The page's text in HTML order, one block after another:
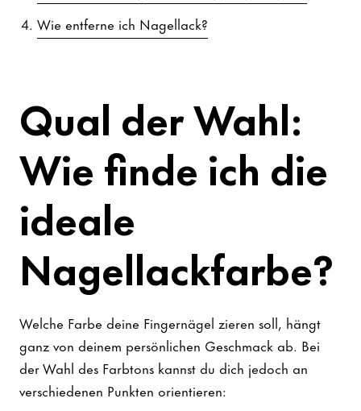
Wie entferne ich Nagellack?
Qual der Wahl:
Wie finde ich die
ideale
Nagellackfarbe?
Welche Farbe deine Fingernägel zieren soll, hängt
ganz von deinem persönlichen Geschmack ab. Bei
der Wahl des Farbtons kannst du dich jedoch an
verschiedenen Punkten orientieren: